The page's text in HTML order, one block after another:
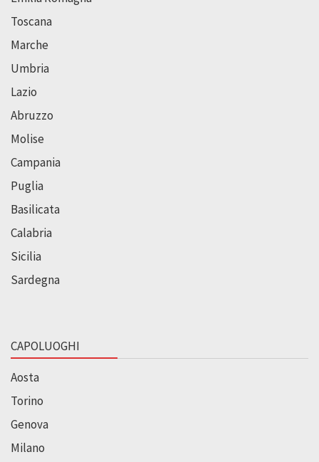
Toscana
Marche
Umbria
Lazio
Abruzzo
Molise
Campania
Puglia
Basilicata
Calabria
Sicilia
Sardegna
CAPOLUOGHI
Aosta
Torino
Genova
Milano